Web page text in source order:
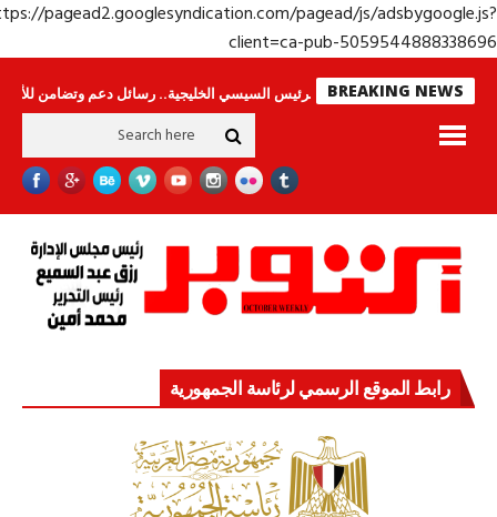
https://pagead2.googlesyndication.com/pagead/js/
client=ca-pub-
BREAKING NEWS
لا ينامون جولة الرئيس السيسي الخليجية.. رسائل دعم وتضامن للأشقاء
رابط الموقع الرسمي لرئاسة الجمهورية